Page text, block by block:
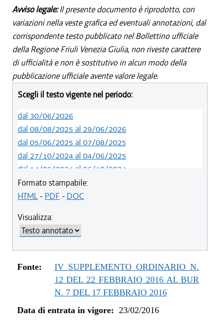
Avviso legale:Il presente documento è riprodotto, con
variazioni nella veste grafica ed eventuali annotazioni, dal
corrispondente testo pubblicato nel Bollettino ufficiale
della Regione Friuli Venezia Giulia, non riveste carattere
di ufficialità e non è sostitutivo in alcun modo della
pubblicazione ufficiale avente valore legale.
Scegli il testo vigente nel periodo:
dal 30/06/2026
dal 08/08/2025 al 29/06/2026
dal 05/06/2025 al 07/08/2025
dal 27/10/2024 al 04/06/2025
dal 14/05/2024 al 26/10/2024
dal 09/04/2024 al 13/05/2024
dal 15/02/2024 al 08/04/2024
dal 01/01/2021 al 31/12/2023
dal 10/08/2019 al 31/12/2020
dal 11/07/2019 al 09/08/2019
dal 01/05/2019 al 10/07/2019
dal 08/11/2018 al 30/04/2019
dal 29/03/2018 al 07/11/2018
dal 27/07/2017 al 04/01/2018
Formato stampabile:
HTML- PDF - DOC
Visualizza:
Fonte:
IV SUPPLEMENTO ORDINARIO N.
12 DEL 22 FEBBRAIO 2016 AL BUR
N. 7 DEL 17 FEBBRAIO 2016
Data di entrata in vigore: 23/02/2016